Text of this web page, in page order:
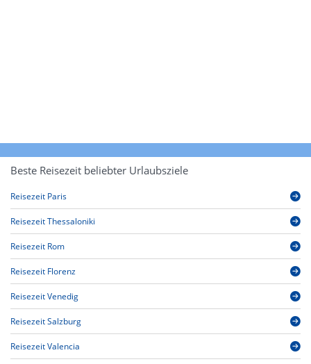
Beste Reisezeit beliebter Urlaubsziele
Reisezeit Paris
Reisezeit Thessaloniki
Reisezeit Rom
Reisezeit Florenz
Reisezeit Venedig
Reisezeit Salzburg
Reisezeit Valencia